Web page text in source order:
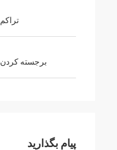
تراکم
برجسته کردن
پیام بگذارید